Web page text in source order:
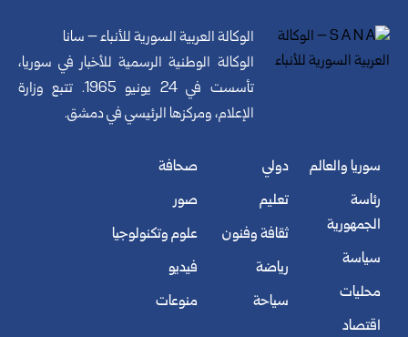
الوكالة العربية السورية للأنباء – سانا
الوكالة الوطنية الرسمية للأخبار في سوريا،
تأسست في 24 يونيو 1965. تتبع وزارة
الإعلام، ومركزها الرئيسي في دمشق.
سوريا والعالم
رئاسة
الجمهورية
سياسة
محليات
اقتصاد
دولي
تعليم
ثقافة وفنون
رياضة
سياحة
صحافة
صور
علوم وتكنولوجيا
فيديو
منوعات